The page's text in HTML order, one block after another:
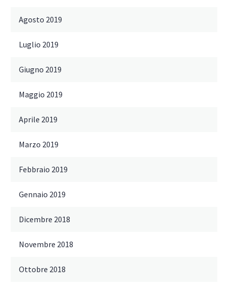
Agosto 2019
Luglio 2019
Giugno 2019
Maggio 2019
Aprile 2019
Marzo 2019
Febbraio 2019
Gennaio 2019
Dicembre 2018
Novembre 2018
Ottobre 2018